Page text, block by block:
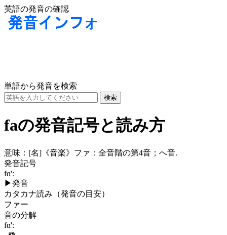
英語の発音の確認
単語から発音を検索
faの発音記号と読み方
意味： [名] 《音楽》ファ：全音階の第4音；へ音.
発音記号
fɑ'ː
▶発音
カタカナ読み（発音の目安）
ファー
音の分解
fɑ'ː